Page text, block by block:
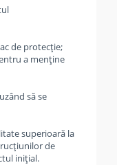
de protecție;
a menține
să se
superioară la
de
inițial.